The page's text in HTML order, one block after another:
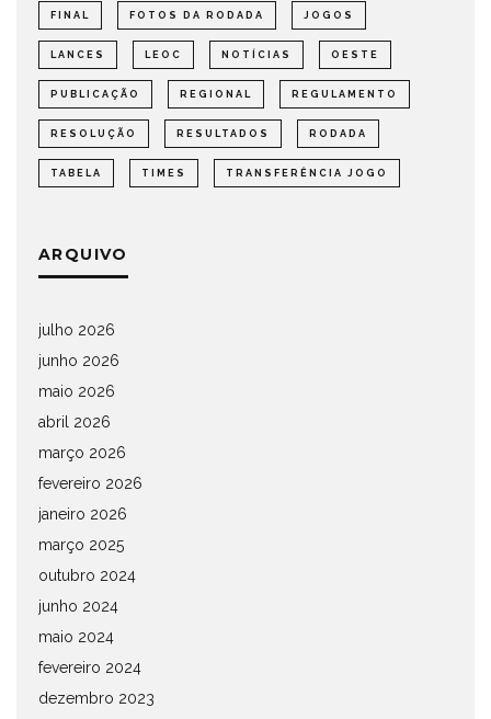
FINAL FOTOS DA RODADA JOGOS
LANCES LEOC NOTÍCIAS OESTE
PUBLICAÇÃO REGIONAL REGULAMENTO
RESOLUÇÃO RESULTADOS RODADA
TABELA TIMES TRANSFERÊNCIA JOGO
ARQUIVO
julho 2026
junho 2026
maio 2026
abril 2026
março 2026
fevereiro 2026
janeiro 2026
março 2025
outubro 2024
junho 2024
maio 2024
fevereiro 2024
dezembro 2023